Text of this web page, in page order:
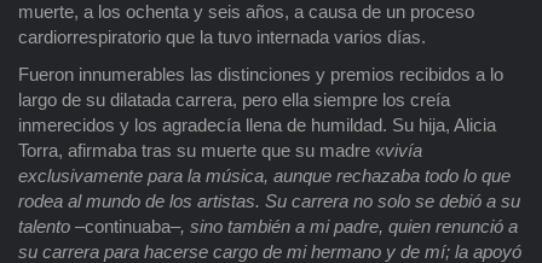
muerte, a los ochenta y seis años, a causa de un proceso
cardiorrespiratorio que la tuvo internada varios días.
Fueron innumerables las distinciones y premios recibidos a lo
largo de su dilatada carrera, pero ella siempre los creía
inmerecidos y los agradecía llena de humildad. Su hija, Alicia
Torra, afirmaba tras su muerte que su madre «vivía
exclusivamente para la música, aunque rechazaba todo lo que
rodea al mundo de los artistas. Su carrera no solo se debió a su
talento –continuaba–, sino también a mi padre, quien renunció a
su carrera para hacerse cargo de mi hermano y de mí; la apoyó